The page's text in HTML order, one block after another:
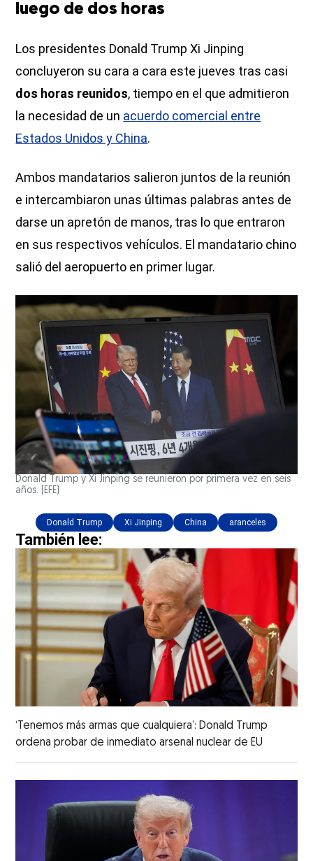
luego de dos horas
Los presidentes Donald Trump Xi Jinping
concluyeron su cara a cara este jueves tras casi
dos horas reunidos, tiempo en el que admitieron
la necesidad de un acuerdo comercial entre
Estados Unidos y China.
Ambos mandatarios salieron juntos de la reunión
e intercambiaron unas últimas palabras antes de
darse un apretón de manos, tras lo que entraron
en sus respectivos vehículos. El mandatario chino
salió del aeropuerto en primer lugar.
Donald Trump y Xi Jinping se reunieron por primera vez en seis
años.
(EFE)
Donald Trump Xi Jinping China aranceles
También lee:
‘Tenemos más armas que cualquiera’: Donald Trump
ordena probar de inmediato arsenal nuclear de EU